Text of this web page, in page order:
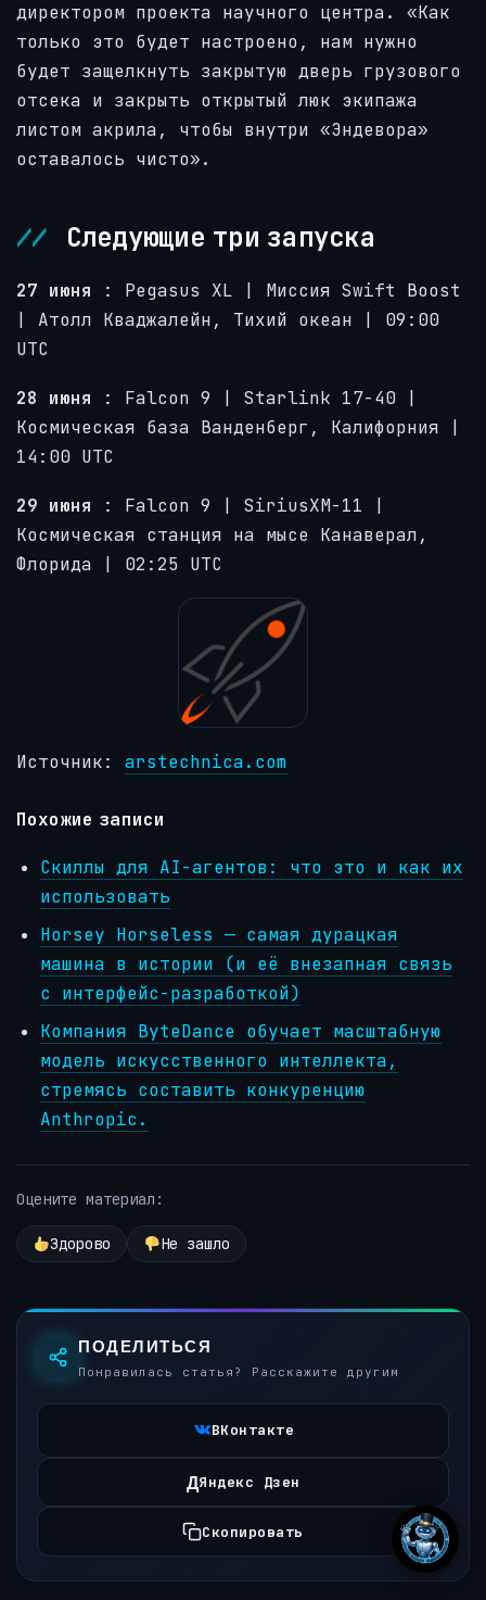
директором проекта научного центра. «Как
только это будет настроено, нам нужно
будет защелкнуть закрытую дверь грузового
отсека и закрыть открытый люк экипажа
листом акрила, чтобы внутри «Эндевора»
оставалось чисто».
Следующие три запуска
27 июня : Pegasus XL | Миссия Swift Boost
| Атолл Кваджалейн, Тихий океан | 09:00
UTC
28 июня : Falcon 9 | Starlink 17-40 |
Космическая база Ванденберг, Калифорния |
14:00 UTC
29 июня : Falcon 9 | SiriusXM-11 |
Космическая станция на мысе Канаверал,
Флорида | 02:25 UTC
Источник: arstechnica.com
Похожие записи
Скиллы для AI-агентов: что это и как их
использовать
Horsey Horseless — самая дурацкая
машина в истории (и её внезапная связь
с интерфейс-разработкой)
Компания ByteDance обучает масштабную
модель искусственного интеллекта,
стремясь составить конкуренцию
Anthropic.
Оцените материал:
Здорово Не зашло
ПОДЕЛИТЬСЯ
Понравилась статья? Расскажите другим
ВКонтакте
ДЯндекс Дзен
Скопировать